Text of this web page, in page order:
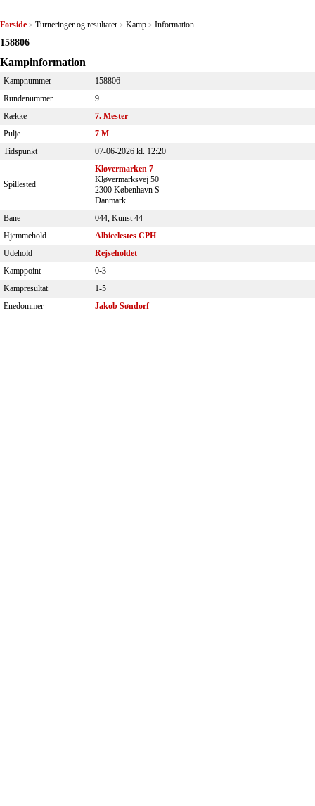
Forside > Turneringer og resultater > Kamp > Information
158806
Kampinformation
Kampnummer
158806
Rundenummer
9
Række
7. Mester
Pulje
7 M
Tidspunkt
07-06-2026 kl. 12:20
Spillested
Kløvermarken 7
Kløvermarksvej 50
2300 København S
Danmark
Bane
044, Kunst 44
Hjemmehold
Albicelestes CPH
Udehold
Rejseholdet
Kamppoint
0-3
Kampresultat
1-5
Enedommer
Jakob Søndorf